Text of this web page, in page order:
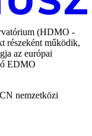
(HDMO -
részeként működik,
az európai
EDMO
nemzetközi